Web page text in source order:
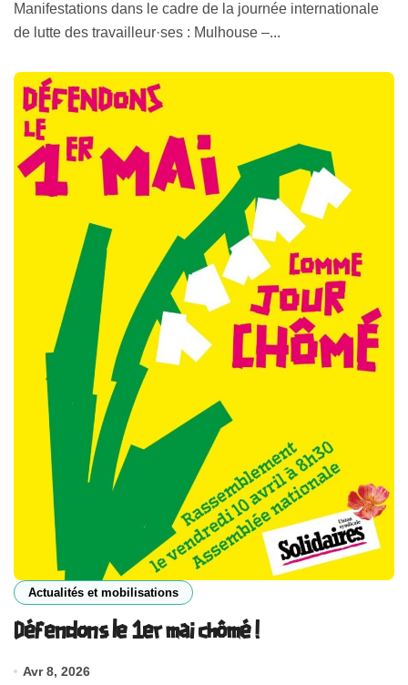
Manifestations dans le cadre de la journée internationale
de lutte des travailleur·ses : Mulhouse –...
Actualités et mobilisations
Défendons le 1er mai chômé !
Avr 8, 2026